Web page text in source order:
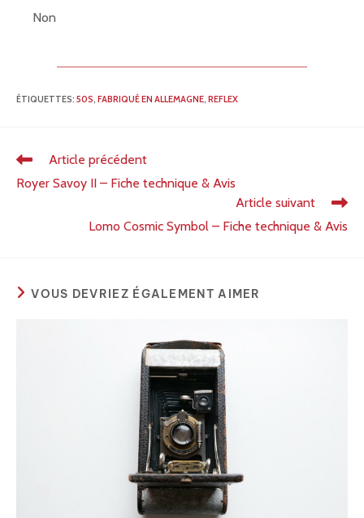
Non
ÉTIQUETTES: 50S, FABRIQUÉ EN ALLEMAGNE, REFLEX
Article précédent
Royer Savoy II – Fiche technique & Avis
Article suivant
Lomo Cosmic Symbol – Fiche technique & Avis
VOUS DEVRIEZ ÉGALEMENT AIMER